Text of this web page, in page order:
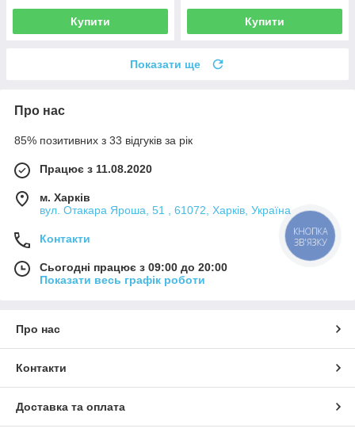
Купити Купити
Показати ще
Про нас
85% позитивних з 33 відгуків за рік
Працює з 11.08.2020
м. Харків
вул. Отакара Яроша, 51 , 61072, Харків, Україна
Контакти
Сьогодні працює з 09:00 до 20:00
Показати весь графік роботи
Про нас
Контакти
Доставка та оплата
КНОПКА
ЗВ'ЯЗКУ